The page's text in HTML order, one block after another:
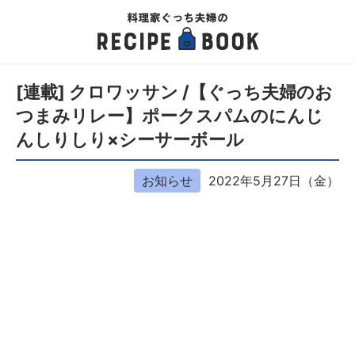
[連載] クロワッサン /【ぐっち夫婦のお
つまみリレー】ポークスパムのにんじ
んしりしり×シーサーボール
お知らせ 2022年5月27日（金）